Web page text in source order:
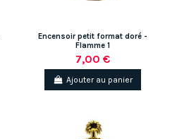
Encensoir petit format doré -
Flamme 1
7,00 €
Ajouter au panier